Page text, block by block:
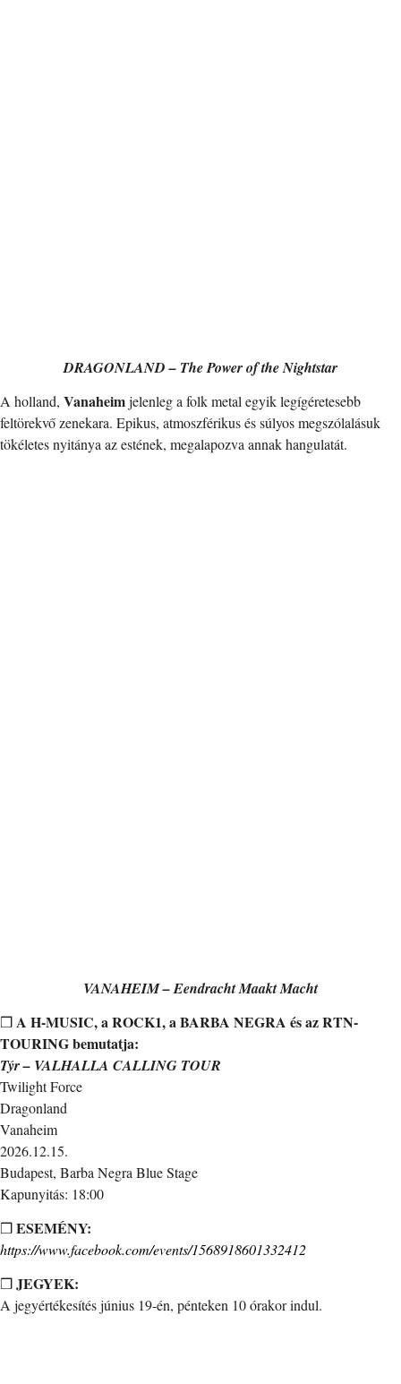
DRAGONLAND – The Power of the Nightstar
A holland, Vanaheimjelenleg a folk metal egyik legígéretesebb
feltörekvő zenekara. Epikus, atmoszférikus és súlyos megszólalásuk
tökéletes nyitánya az estének, megalapozva annak hangulatát.
VANAHEIM – Eendracht Maakt Macht
❒A H-MUSIC, a ROCK1, a BARBA NEGRA és az RTN-
TOURING bemutatja:
Týr – VALHALLA CALLING TOUR
Twilight Force
Dragonland
Vanaheim
2026.12.15.
Budapest, Barba Negra Blue Stage
Kapunyitás: 18:00
❒ESEMÉNY:
https://www.facebook.com/events/1568918601332412
❒JEGYEK:
A jegyértékesítés június 19-én, pénteken 10 órakor indul.